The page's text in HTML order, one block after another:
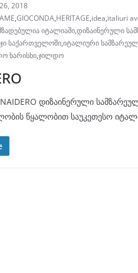
2018
,GIOCONDA,HERITAGE,idea,italiuri
იტალიაში,დიზაინერული
საქართველოში,იტალიური
ხარისხი,ჯილდო
დიზაინერული
წყალობით საუკეთესო